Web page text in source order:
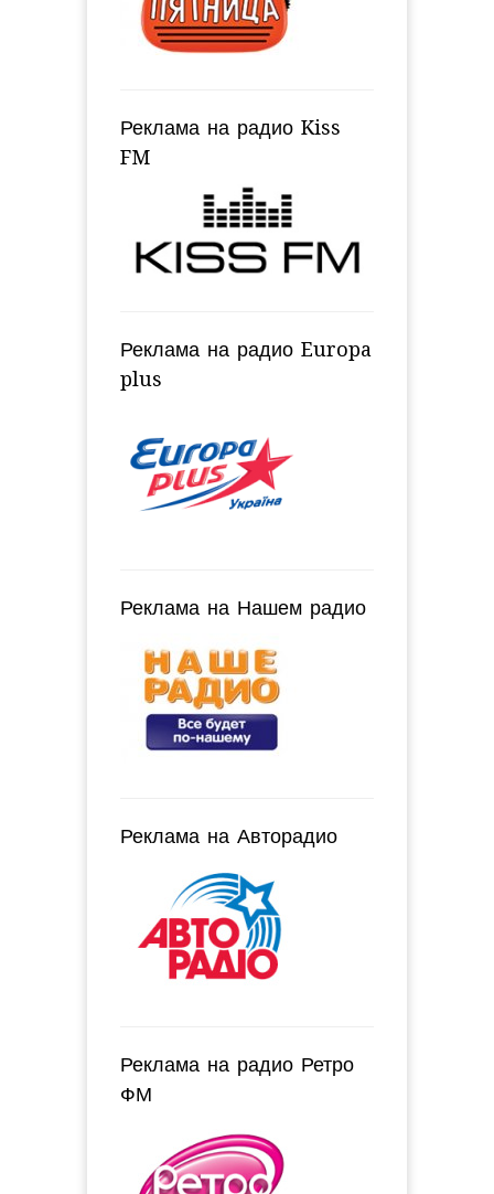
Реклама на радио Kiss
FM
Реклама на радио Europa
plus
Реклама на Нашем радио
Реклама на Авторадио
Реклама на радио Ретро
ФМ